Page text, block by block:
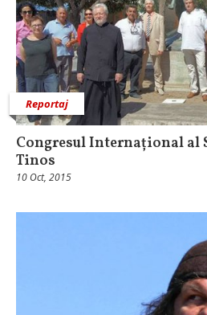
Reportaj
Congresul Internațional
Tinos
10 Oct, 2015